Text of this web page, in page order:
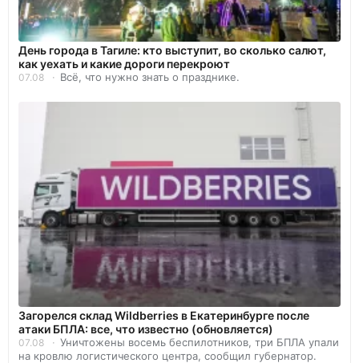
День города в Тагиле: кто выступит, во сколько салют,
как уехать и какие дороги перекроют
07.08 Всё, что нужно знать о празднике.
Загорелся склад Wildberries в Екатеринбурге после
атаки БПЛА: все, что известно (обновляется)
07.08
Уничтожены восемь беспилотников, три БПЛА упали
на кровлю логистического центра, сообщил губернатор.